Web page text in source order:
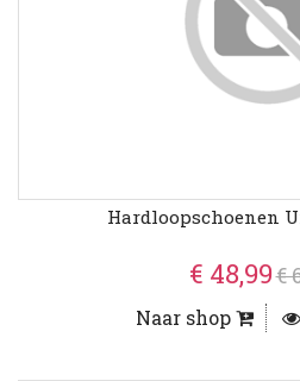
Hardloopschoenen
€ 48,99€
Naar shop